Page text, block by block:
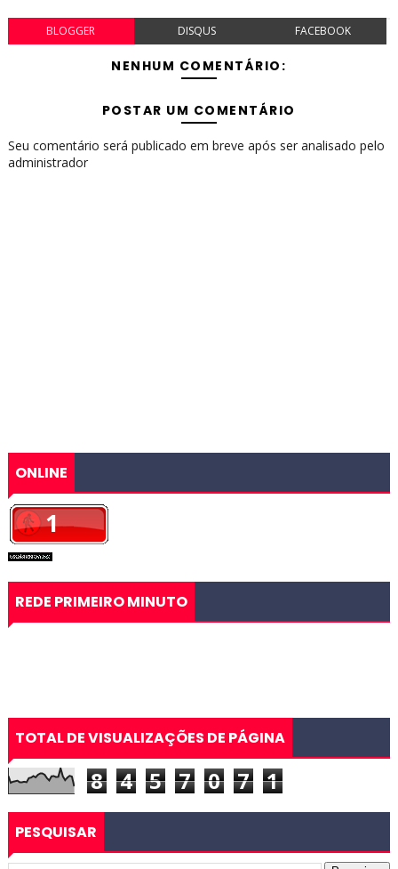
BLOGGER DISQUS FACEBOOK
NENHUM COMENTÁRIO:
POSTAR UM COMENTÁRIO
Seu comentário será publicado em breve após ser analisado pelo
administrador
ONLINE
REDE PRIMEIRO MINUTO
TOTAL DE VISUALIZAÇÕES DE PÁGINA
8 4 5 7 0 7 1
PESQUISAR